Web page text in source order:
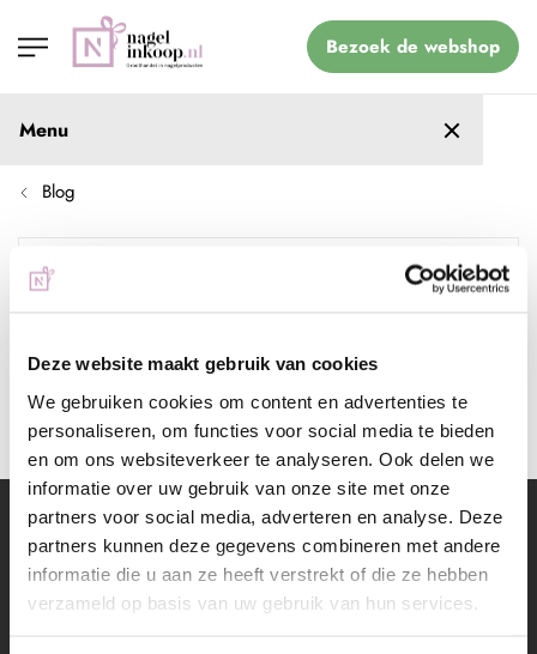
Deze website maakt gebruik van cookies
We gebruiken cookies om content en advertenties te
personaliseren, om functies voor social media te bieden
en om ons websiteverkeer te analyseren. Ook delen we
informatie over uw gebruik van onze site met onze
partners voor social media, adverteren en analyse. Deze
partners kunnen deze gegevens combineren met andere
informatie die u aan ze heeft verstrekt of die ze hebben
verzameld op basis van uw gebruik van hun services.
Bezoek de webshop
Menu
Blog
acrylnagels
Er zijn geen blogposts gevonden.
Blog navigatie
Schrijf je in voor de nieuwsbrief